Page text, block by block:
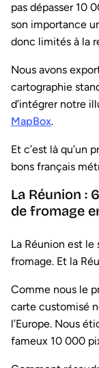
pas dépasser 10
son importance
donc limités à la
Nous avons
cartographie
d’intégrer notre
MapBox.
Et c’est là qu’un
bons français
La Réunion :
de fromage
La Réunion est
fromage. Et la
Comme nous le
carte customisé
l’Europe. Nous
fameux 10 000